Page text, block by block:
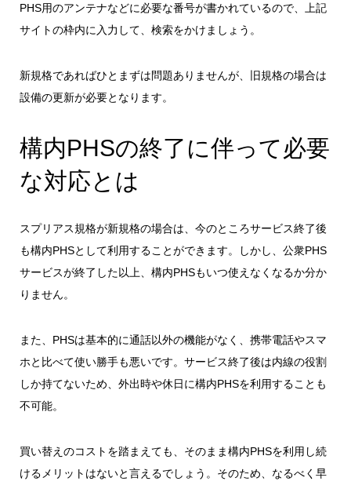
PHS用のアンテナなどに必要な番号が書かれているので、上記
サイトの枠内に入力して、検索をかけましょう。
新規格であればひとまずは問題ありませんが、旧規格の場合は
設備の更新が必要となります。
構内PHSの終了に伴って必要
な対応とは
スプリアス規格が新規格の場合は、今のところサービス終了後
も構内PHSとして利用することができます。しかし、 公衆PHS
サービスが終了した以上、構内PHSもいつ使えなくなるか分か
りません。
また、PHSは基本的に通話以外の機能がなく、携帯電話やスマ
ホと比べて使い勝手も悪いです。サービス終了後は内線の役割
しか持てないため、外出時や休日に構内PHSを利用することも
不可能。
買い替えのコストを踏まえても、そのまま構内PHSを利用し続
けるメリットはないと言えるでしょう。そのため、なるべく早